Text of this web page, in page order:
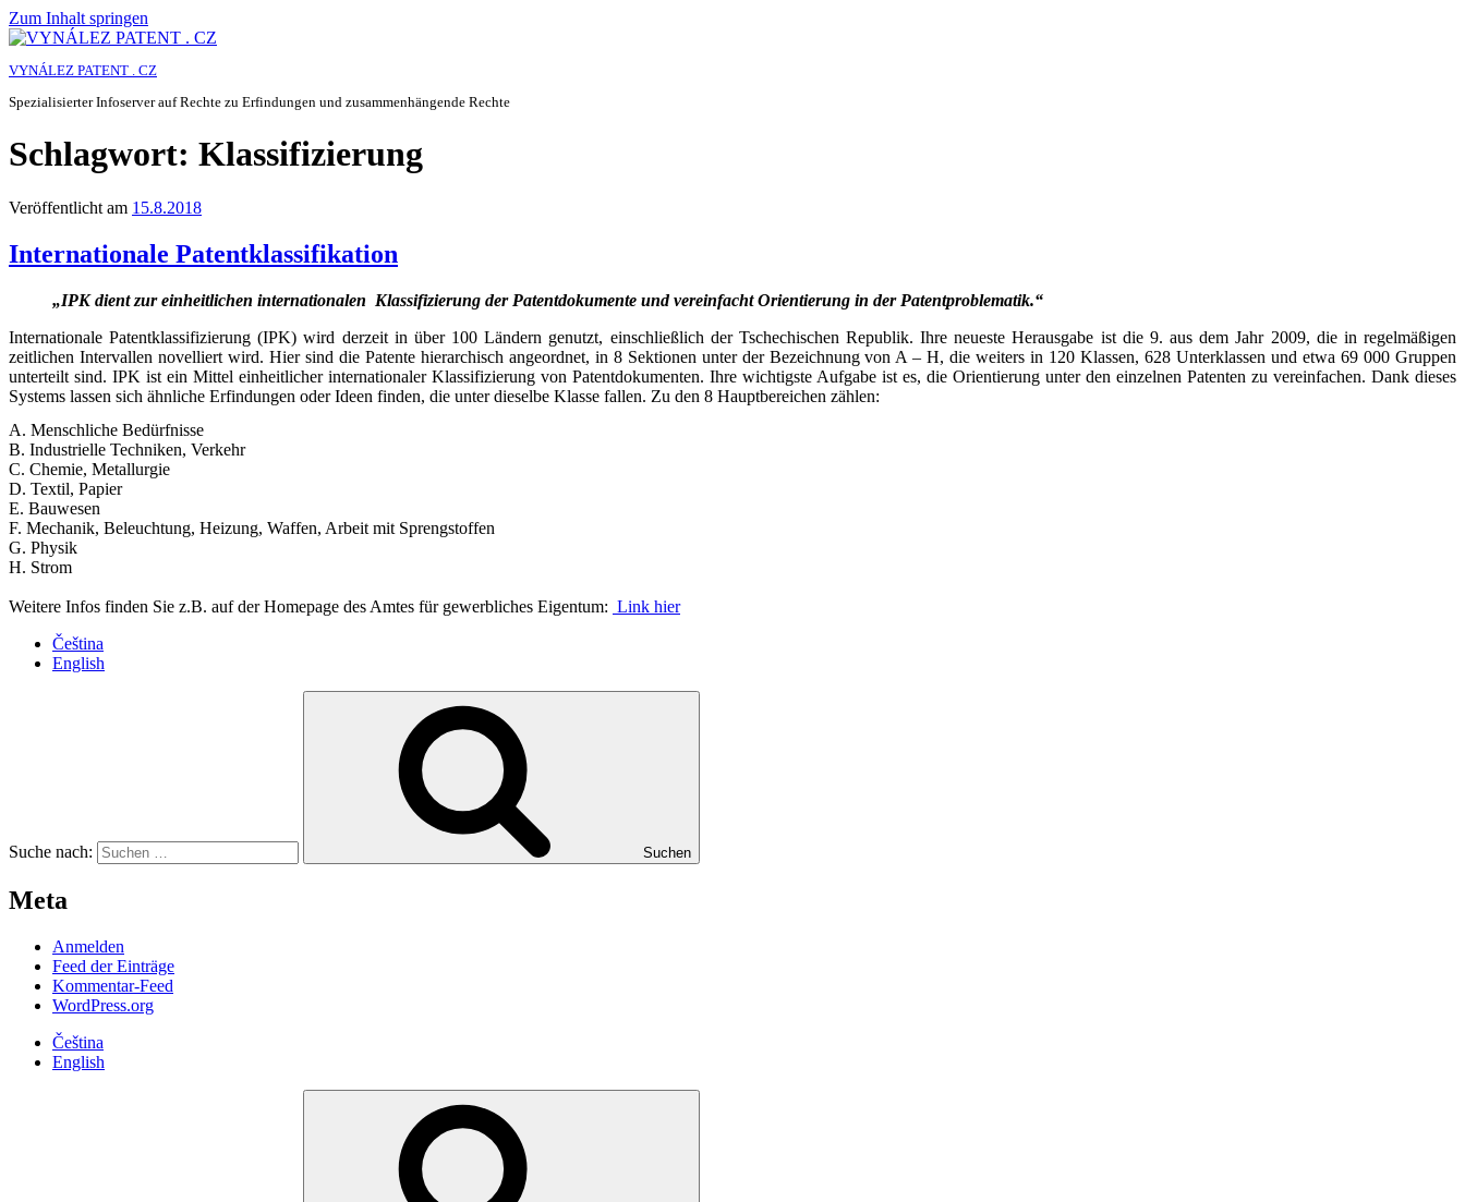
Zum Inhalt springen
VYNÁLEZ PATENT . CZ
Spezialisierter Infoserver auf Rechte zu Erfindungen und zusammenhängende Rechte
Schlagwort: Klassifizierung
Veröffentlicht am 15.8.2018
Internationale Patentklassifikation
„IPK dient zur einheitlichen internationalen Klassifizierung der Patentdokumente und vereinfacht Orientierung in der Patentproblematik.“
Internationale Patentklassifizierung (IPK) wird derzeit in über 100 Ländern genutzt, einschließlich der Tschechischen Republik. Ihre neueste Herausgabe ist die 9. aus dem Jahr 2009, die in regelmäßigen
zeitlichen Intervallen novelliert wird. Hier sind die Patente hierarchisch angeordnet, in 8 Sektionen unter der Bezeichnung von A – H, die weiters in 120 Klassen, 628 Unterklassen und etwa 69 000 Gruppen
unterteilt sind. IPK ist ein Mittel einheitlicher internationaler Klassifizierung von Patentdokumenten. Ihre wichtigste Aufgabe ist es, die Orientierung unter den einzelnen Patenten zu vereinfachen. Dank dieses
Systems lassen sich ähnliche Erfindungen oder Ideen finden, die unter dieselbe Klasse fallen. Zu den 8 Hauptbereichen zählen:
A. Menschliche Bedürfnisse
B. Industrielle Techniken, Verkehr
C. Chemie, Metallurgie
D. Textil, Papier
E. Bauwesen
F. Mechanik, Beleuchtung, Heizung, Waffen, Arbeit mit Sprengstoffen
G. Physik
H. Strom
Weitere Infos finden Sie z.B. auf der Homepage des Amtes für gewerbliches Eigentum: Link hier
Čeština
English
Suche nach: Suchen
Meta
Anmelden
Feed der Einträge
Kommentar-Feed
WordPress.org
Čeština
English